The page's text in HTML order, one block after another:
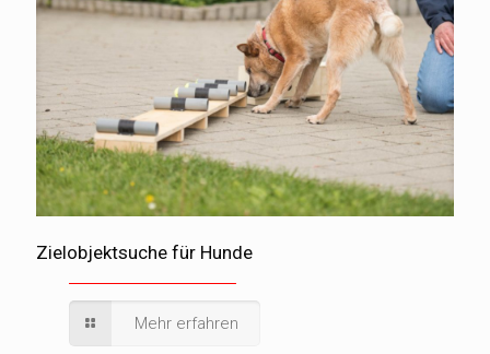
Zielobjektsuche für Hunde
Mehr erfahren